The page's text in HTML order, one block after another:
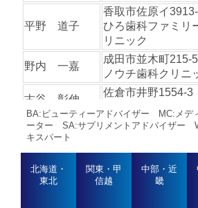
平野 道子
香取市佐原イ
ひろ歯科ファミリ
リニック
野内 一嘉
成田市並木町215-
ノウチ歯科クリニ
古谷 彰伸
佐倉市井野1554-3
勝田台フルヤ歯科
甘利 昌彦
鎌ヶ谷市中央1-8-
菅谷 京子
4539-74
グリーンデンタル
BA:ビューティーアドバイザー MC:メデ
ーター SA:サプリメントアドバイザー
キスパート
北海道・
東北
関東・甲
信越
中部・近
畿